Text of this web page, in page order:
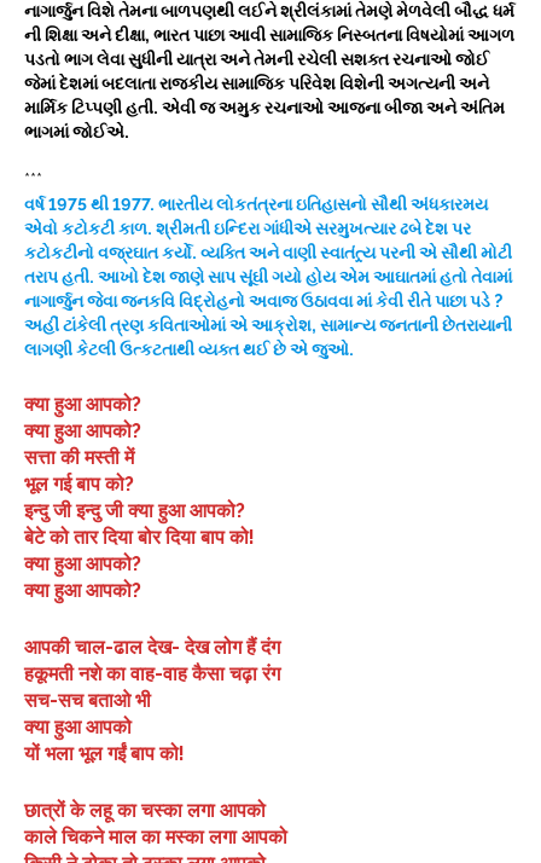
નાગાર્જુન વિશે તેમના બાળપણથી લઈને શ્રીલંકામાં તેમણે મેળવેલી બૌદ્ધ ધર્મ
ની શિક્ષા અને દીક્ષા, ભારત પાછા આવી સામાજિક નિસ્બતના વિષયોમાં આગળ
પડતો ભાગ લેવા સુધીની યાત્રા અને તેમની રચેલી સશક્ત રચનાઓ જોઈ
જેમાં દેશમાં બદલાતા રાજકીય સામાજિક પરિવેશ વિશેની અગત્યની અને
માર્મિક ટિપ્પણી હતી. એવી જ અમુક રચનાઓ આજના બીજા અને અંતિમ
ભાગમાં જોઈએ.
***
વર્ષ 1975 થી 1977. ભારતીય લોકતંત્રના ઇતિહાસનો સૌથી અંધકારમય
એવો કટોકટી કાળ. શ્રીમતી ઇન્દિરા ગાંધીએ સરમુખત્યાર ઢબે દેશ પર
કટોકટીનો વજ્રઘાત કર્યો. વ્યક્તિ અને વાણી સ્વાતંત્ર્ય પરની એ સૌથી મોટી
તરાપ હતી. આખો દેશ જાણે સાપ સૂંઘી ગયો હોય એમ આઘાતમાં હતો તેવામાં
નાગાર્જુન જેવા જનકવિ વિદ્રોહનો અવાજ ઉઠાવવા માં કેવી રીતે પાછા પડે ?
અહીં ટાંકેલી ત્રણ કવિતાઓમાં એ આક્રોશ, સામાન્ય જનતાની છેતરાયાની
લાગણી કેટલી ઉત્કટતાથી વ્યક્ત થઈ છે એ જુઓ.
क्या हुआ आपको?
क्या हुआ आपको?
सत्ता की मस्ती में
भूल गई बाप को?
इन्दु जी इन्दु जी क्या हुआ आपको?
बेटे को तार दिया बोर दिया बाप को!
क्या हुआ आपको?
क्या हुआ आपको?
आपकी चाल-ढाल देख- देख लोग हैं दंग
हकूमती नशे का वाह-वाह कैसा चढ़ा रंग
सच-सच बताओ भी
क्या हुआ आपको
यों भला भूल गईं बाप को!
छात्रों के लहू का चस्का लगा आपको
काले चिकने माल का मस्का लगा आपको